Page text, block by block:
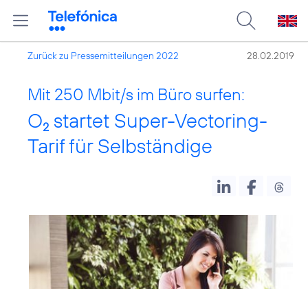
Zurück zu Pressemitteilungen 2022 28.02.2019
Mit 250 Mbit/s im Büro surfen:
O2 startet Super-Vectoring-
Tarif für Selbständige